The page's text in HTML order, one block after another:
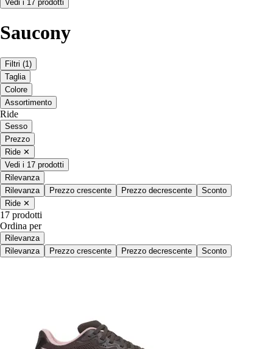
Vedi i 17 prodotti
Saucony
Filtri (1)
Taglia
Colore
Assortimento
Ride
Sesso
Prezzo
Ride ✕
Vedi i 17 prodotti
Rilevanza
Rilevanza
Prezzo crescente Prezzo decrescente
Sconto
Ride ✕
17 prodotti
Ordina per
Rilevanza
Rilevanza
Prezzo crescente Prezzo decrescente Sconto